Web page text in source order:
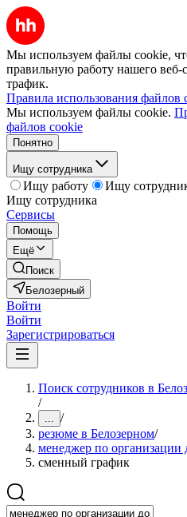
Мы используем файлы cookie,
правильную работу нашего веб-
трафик.
Правила использования файлов
Мы используем файлы cookie.
файлов cookie
Понятно
Ищу сотрудника
Ищу работу
Ищу
Ищу сотрудника
Сервисы
Помощь
Ещё
Поиск
Белозерный
Войти
Войти
Зарегистрироваться
Поиск сотрудников в
/
... /
резюме в Белозерном/
менеджер по организации
сменный график